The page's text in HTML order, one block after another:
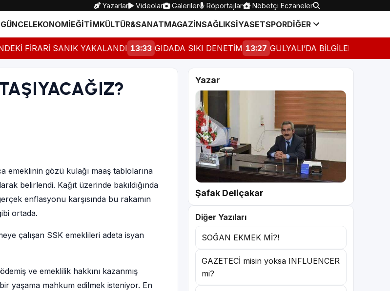
Yazarlar Videolar Galeriler Röportajlar Nöbetçi Eczaneler
GÜNCELEKONOMİEĞİTİMKÜLTÜR&SANATMAGAZİNSAĞLIKSİYASETSPORDİĞER
FİRARİ SANIK YAKALANDI 13:33 GIDADA SIKI DENETİM 13:27 GÜLYALI’DA BİLGİLENDİRME
emeklinin gözü kulağı maaş tablolarına
belirlendi. Kağıt üzerinde bakıldığında
enflasyonu karşısında bu rakamın
ortada.
çalışan SSK emeklileri adeta isyan
ve emeklilik hakkını kazanmış
bir yaşama mahkum edilmek isteniyor. En
Yazar
Şafak Deliçakar
Diğer Yazıları
SOĞAN EKMEK Mİ?!
GAZETECİ misin yoksa INFLUENCER
mi?